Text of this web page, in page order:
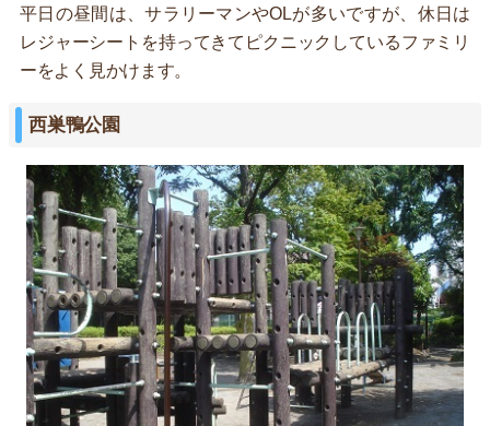
平日の昼間は、サラリーマンやOLが多いですが、休日は
レジャーシートを持ってきてピクニックしているファミリ
ーをよく見かけます。
西巣鴨公園